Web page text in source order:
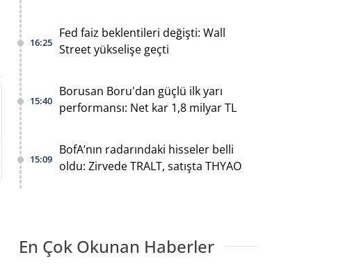
16:25
Fed faiz beklentileri değişti: Wall
Street yükselişe geçti
15:40
Borusan Boru'dan güçlü ilk yarı
performansı: Net kar 1,8 milyar TL
15:09
BofA’nın radarındaki hisseler belli
oldu: Zirvede TRALT, satışta THYAO
En Çok Okunan Haberler